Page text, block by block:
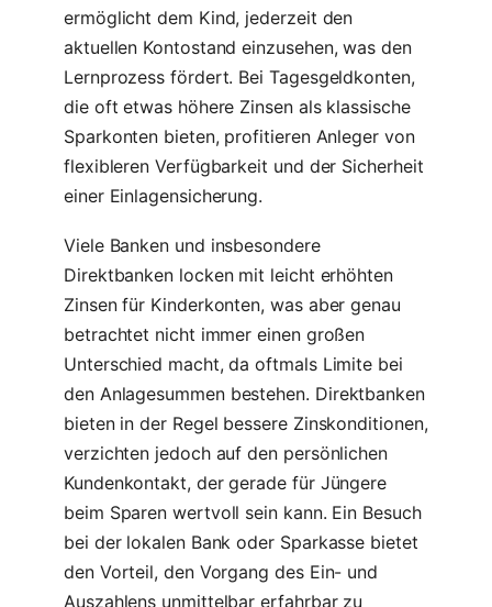
ermöglicht dem Kind, jederzeit den
aktuellen Kontostand einzusehen, was den
Lernprozess fördert. Bei Tagesgeldkonten,
die oft etwas höhere Zinsen als klassische
Sparkonten bieten, profitieren Anleger von
flexibleren Verfügbarkeit und der Sicherheit
einer Einlagensicherung.
Viele Banken und insbesondere
Direktbanken locken mit leicht erhöhten
Zinsen für Kinderkonten, was aber genau
betrachtet nicht immer einen großen
Unterschied macht, da oftmals Limite bei
den Anlagesummen bestehen. Direktbanken
bieten in der Regel bessere Zinskonditionen,
verzichten jedoch auf den persönlichen
Kundenkontakt, der gerade für Jüngere
beim Sparen wertvoll sein kann. Ein Besuch
bei der lokalen Bank oder Sparkasse bietet
den Vorteil, den Vorgang des Ein- und
Auszahlens unmittelbar erfahrbar zu